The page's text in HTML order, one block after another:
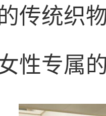
传统织
性专属